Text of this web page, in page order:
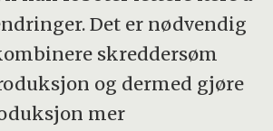
Det er nødvendig
skreddersøm
og dermed gjøre
mer